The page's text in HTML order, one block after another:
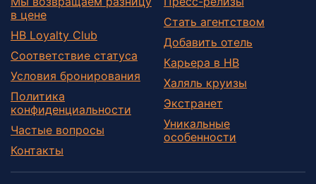
в цене
HB Loyalty Club
Соответствие статуса
Условия бронирования
Политика
конфиденциальности
Частые вопросы
Контакты
Стать агентством
Добавить отель
Карьера в HB
Халяль круизы
Экстранет
Уникальные
особенности